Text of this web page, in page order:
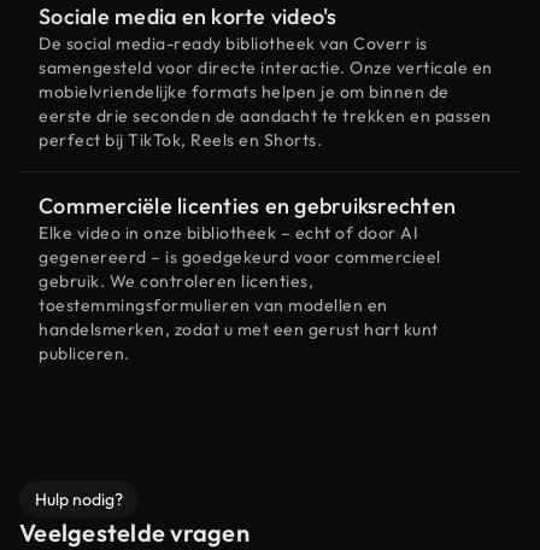
Sociale media en korte video's
De social media-ready bibliotheek van Coverr is
samengesteld voor directe interactie. Onze verticale en
mobielvriendelijke formats helpen je om binnen de
eerste drie seconden de aandacht te trekken en passen
perfect bij TikTok, Reels en Shorts.
Commerciële licenties en gebruiksrechten
Elke video in onze bibliotheek – echt of door AI
gegenereerd – is goedgekeurd voor commercieel
gebruik. We controleren licenties,
toestemmingsformulieren van modellen en
handelsmerken, zodat u met een gerust hart kunt
publiceren.
Hulp nodig?
Veelgestelde vragen